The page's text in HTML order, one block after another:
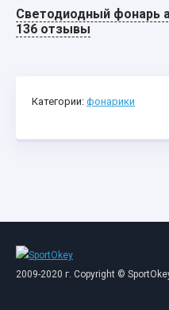
Светодиодный фонарь
136 отзывы
Категории: фонарики
2009-2020 г. Copyright ©